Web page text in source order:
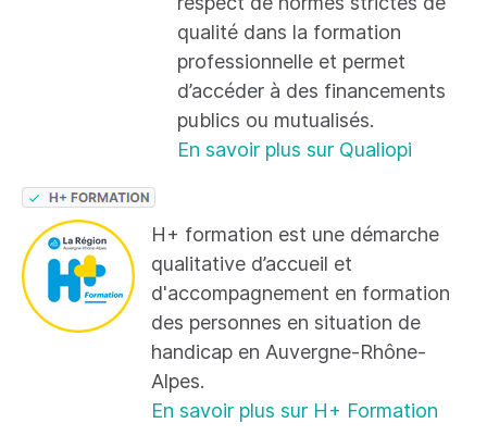
qualité dans la formation
professionnelle et permet
d’accéder à des financements
publics ou mutualisés.
En savoir plus sur Qualiopi
H+ formation est une démarche
qualitative d’accueil et
d'accompagnement en formation
des personnes en situation de
handicap en Auvergne-Rhône-
Alpes.
En savoir plus sur H+ Formation